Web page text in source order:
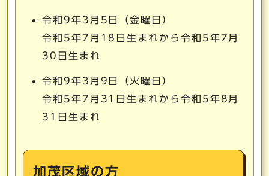
令和9年3月5日（金曜日）
令和5年7月18日生まれから令和5年7月
30日生まれ
令和9年3月9日（火曜日）
令和5年7月31日生まれから令和5年8月
31日生まれ
加茂区域の方